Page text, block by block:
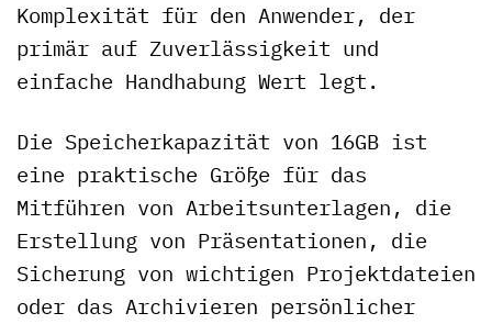
Komplexität für den Anwender, der
primär auf Zuverlässigkeit und
einfache Handhabung Wert legt.
Die Speicherkapazität von 16GB ist
eine praktische Größe für das
Mitführen von Arbeitsunterlagen, die
Erstellung von Präsentationen, die
Sicherung von wichtigen Projektdateien
oder das Archivieren persönlicher